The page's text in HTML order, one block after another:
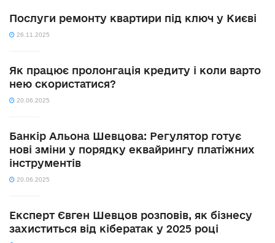
Послуги ремонту квартири під ключ у Києві
26.11.2025
Як працює пролонгація кредиту і коли варто
нею скористатися?
20.06.2025
Банкір Альона Шевцова: Регулятор готує
нові зміни у порядку еквайрингу платіжних
інструментів
20.06.2025
Експерт Євген Шевцов розповів, як бізнесу
захиститься від кібератак у 2025 році